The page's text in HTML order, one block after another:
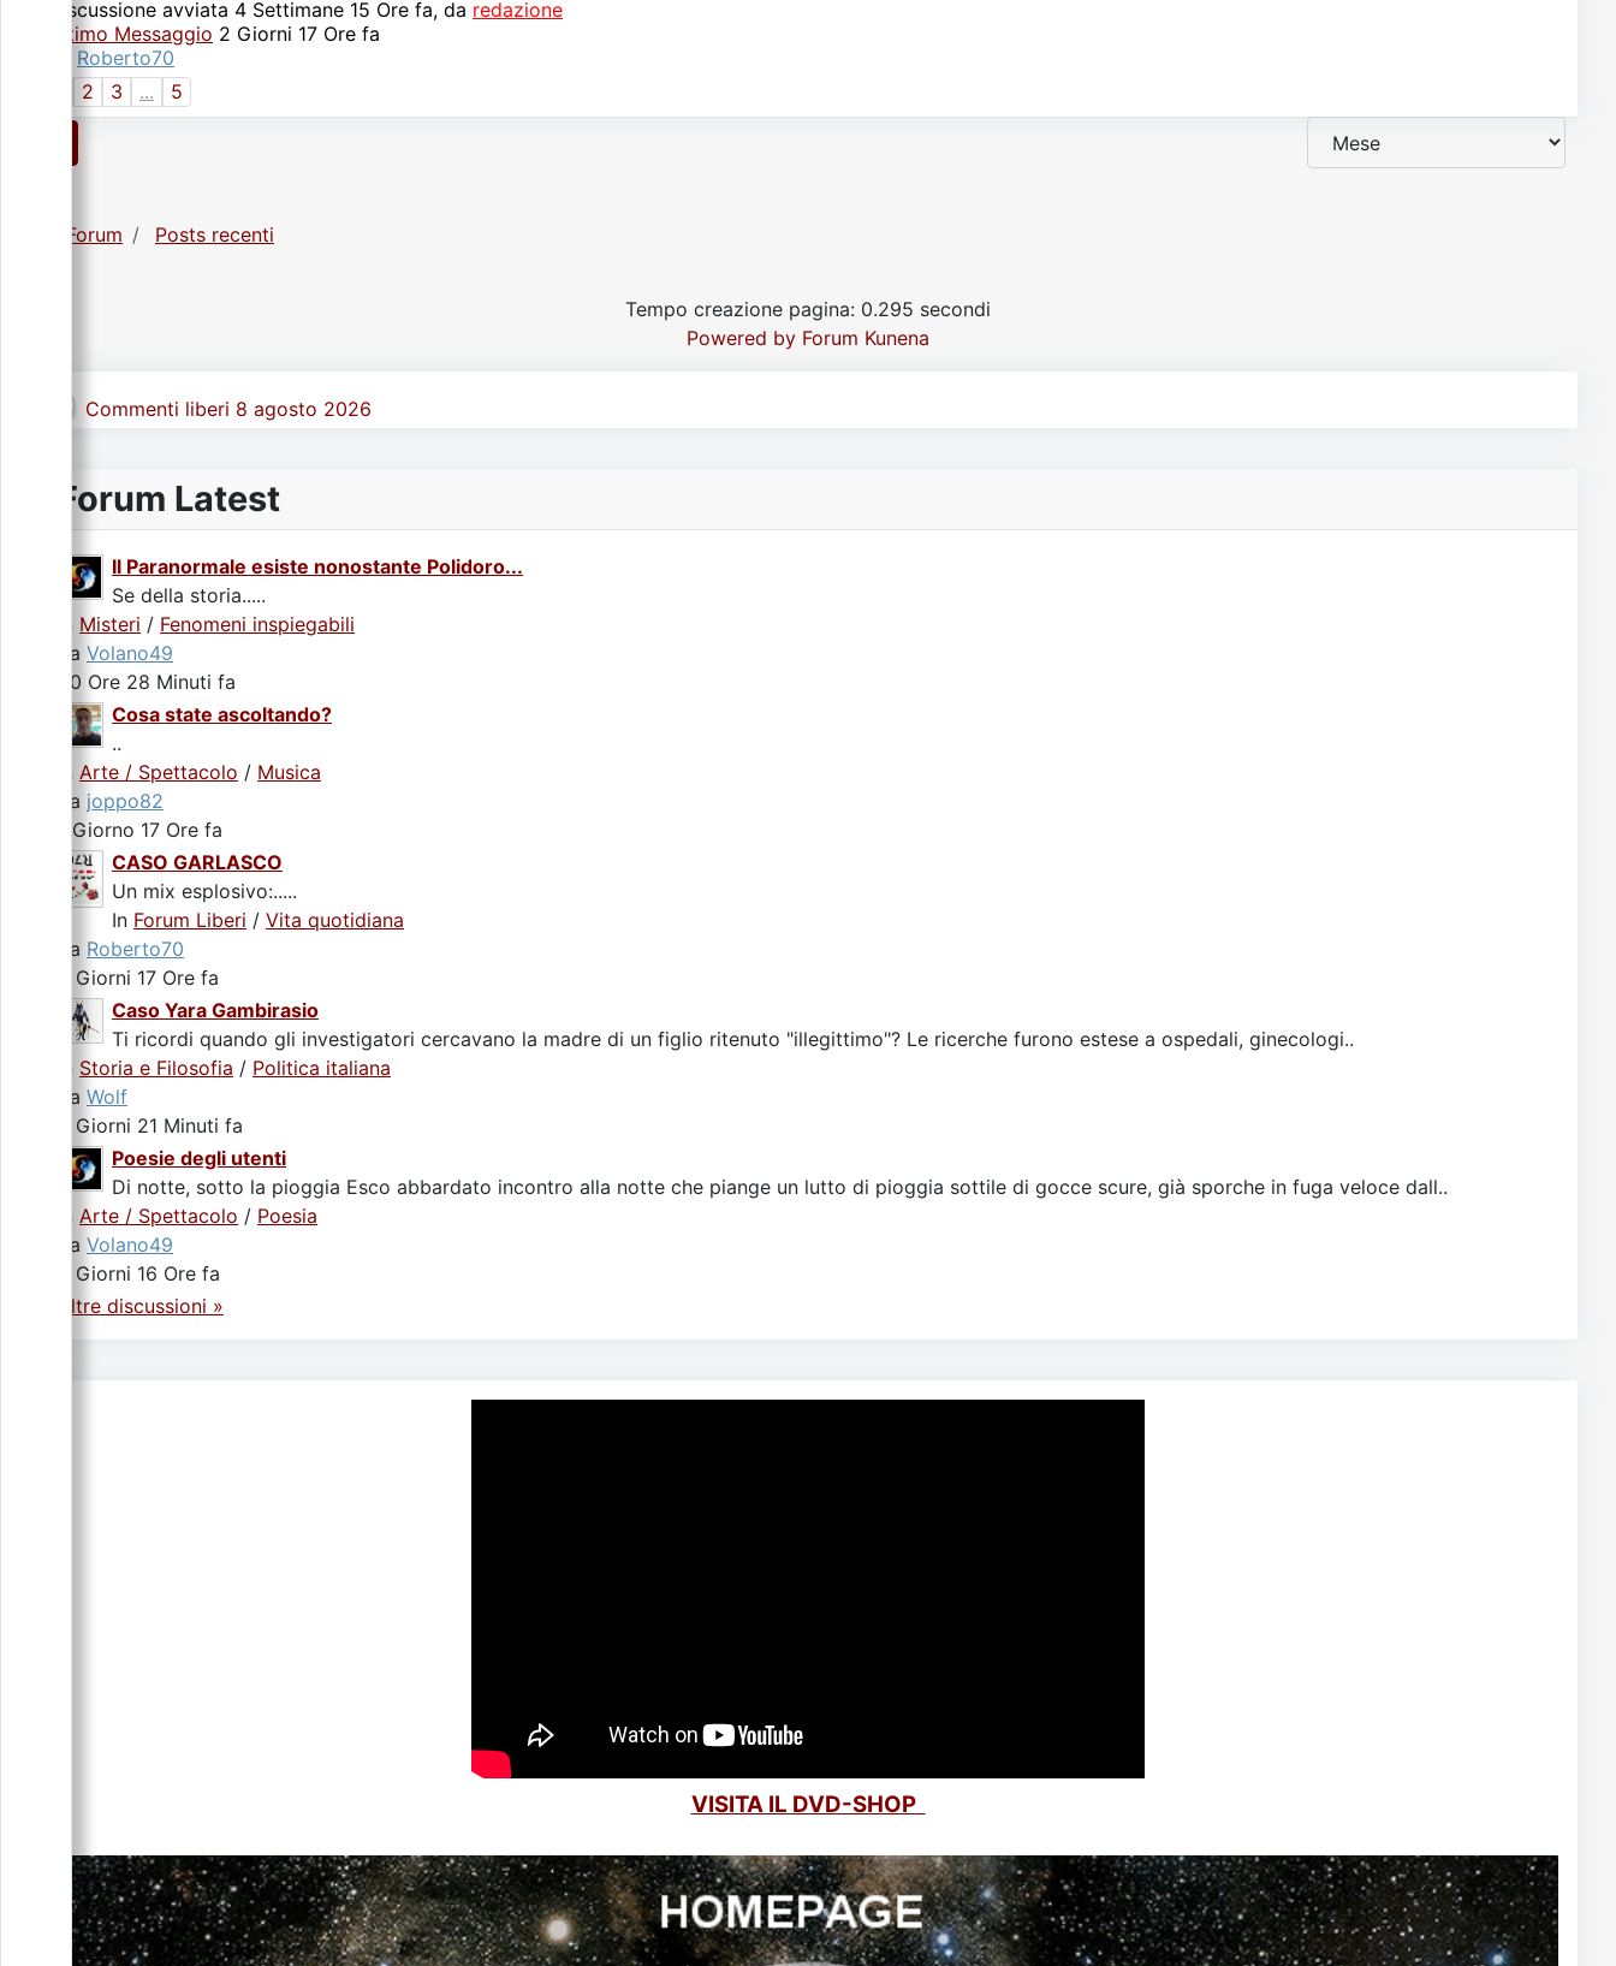
Discussione avviata 4 Settimane 15 Ore fa, da redazione
Ultimo Messaggio 2 Giorni 17 Ore fa
Roberto70
2 3 ... 5
Forum Posts recenti
Tempo creazione pagina: 0.295 secondi
Powered by Forum Kunena
Commenti liberi 8 agosto 2026
Forum Latest
Il Paranormale esiste nonostante Polidoro...
Se della storia.....
Misteri / Fenomeni inspiegabili
da Volano49
20 Ore 28 Minuti fa
Cosa state ascoltando?
..
Arte / Spettacolo / Musica
da joppo82
1 Giorno 17 Ore fa
CASO GARLASCO
Un mix esplosivo:.....
In Forum Liberi / Vita quotidiana
da Roberto70
2 Giorni 17 Ore fa
Caso Yara Gambirasio
Ti ricordi quando gli investigatori cercavano la madre di un figlio ritenuto "illegittimo"? Le ricerche furono estese a ospedali, ginecologi..
Storia e Filosofia / Politica italiana
da Wolf
4 Giorni 21 Minuti fa
Poesie degli utenti
Di notte, sotto la pioggia Esco abbardato incontro alla notte che piange un lutto di pioggia sottile di gocce scure, già sporche in fuga veloce dall..
Arte / Spettacolo / Poesia
da Volano49
4 Giorni 16 Ore fa
Altre discussioni »
VISITA IL DVD-SHOP